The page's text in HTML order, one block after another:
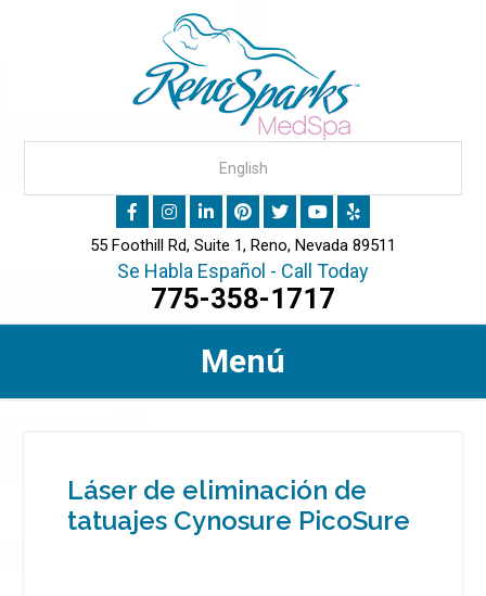
55 Foothill Rd, Suite 1, Reno, Nevada 89511
Se Habla Español - Call Today
775-358-1717
Menú
Láser de eliminación de
tatuajes Cynosure PicoSure